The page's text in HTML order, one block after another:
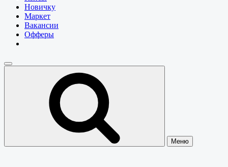
Новичку
Маркет
Вакансии
Офферы
Меню